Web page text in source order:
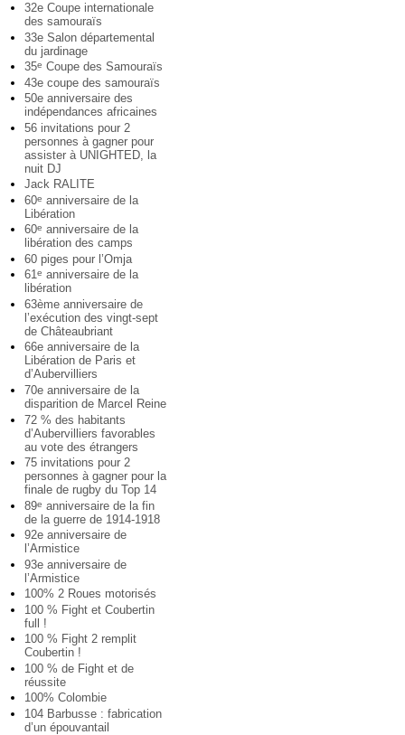
32e Coupe internationale
des samouraïs
33e Salon départemental
du jardinage
35e Coupe des Samouraïs
43e coupe des samouraïs
50e anniversaire des
indépendances africaines
56 invitations pour 2
personnes à gagner pour
assister à UNIGHTED, la
nuit DJ
Jack RALITE
60e anniversaire de la
Libération
60e anniversaire de la
libération des camps
60 piges pour l’Omja
61e anniversaire de la
libération
63ème anniversaire de
l’exécution des vingt-sept
de Châteaubriant
66e anniversaire de la
Libération de Paris et
d’Aubervilliers
70e anniversaire de la
disparition de Marcel Reine
72 % des habitants
d’Aubervilliers favorables
au vote des étrangers
75 invitations pour 2
personnes à gagner pour la
finale de rugby du Top 14
89e anniversaire de la fin
de la guerre de 1914-1918
92e anniversaire de
l’Armistice
93e anniversaire de
l’Armistice
100% 2 Roues motorisés
100 % Fight et Coubertin
full !
100 % Fight 2 remplit
Coubertin !
100 % de Fight et de
réussite
100% Colombie
104 Barbusse : fabrication
d’un épouvantail